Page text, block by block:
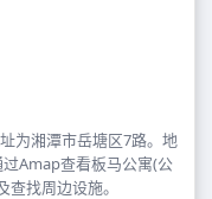
为湘潭市岳塘区7路。地
Amap查看板马公寓(公
找周边设施。